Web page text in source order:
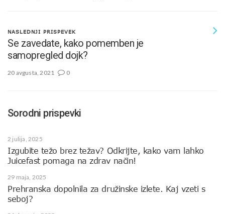
NASLEDNJI PRISPEVEK
Se zavedate, kako pomemben je
samopregled dojk?
20 avgusta, 2021 0
Sorodni prispevki
2 julija, 2025
Izgubite težo brez težav? Odkrijte, kako vam lahko
Juicefast pomaga na zdrav način!
29 maja, 2025
Prehranska dopolnila za družinske izlete. Kaj vzeti s
seboj?